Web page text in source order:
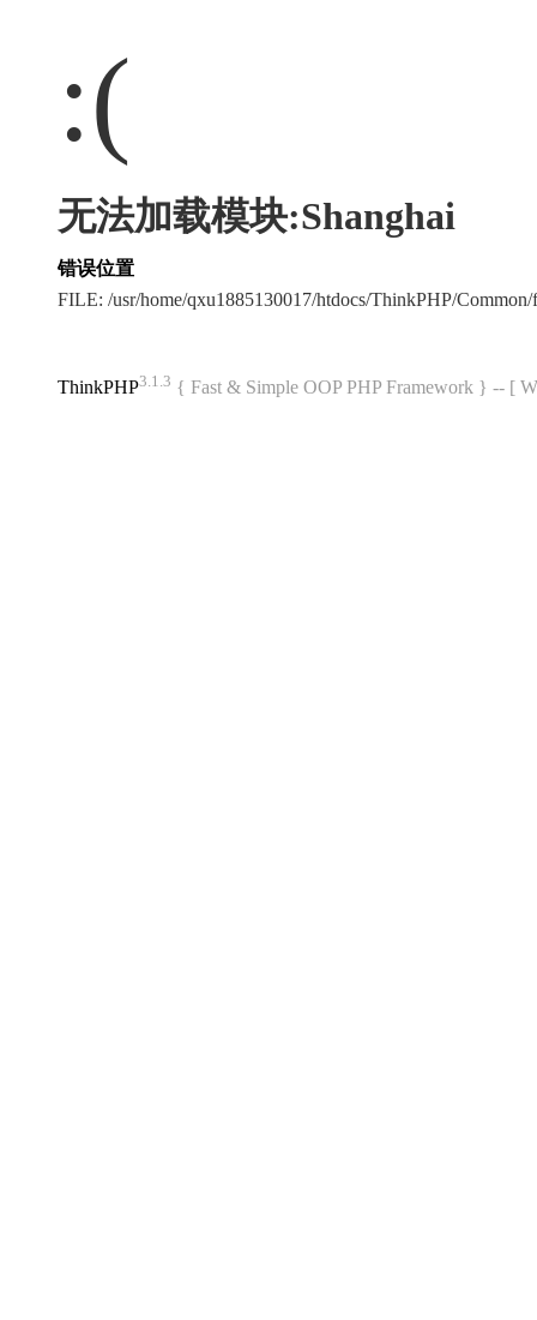
:(
无法加载模块:Shanghai
错误位置
FILE: /usr/home/qxu1885130017/htdocs/ThinkPHP/
ThinkPHP3.1.3 { Fast & Simple OOP PHP Framework } -- [